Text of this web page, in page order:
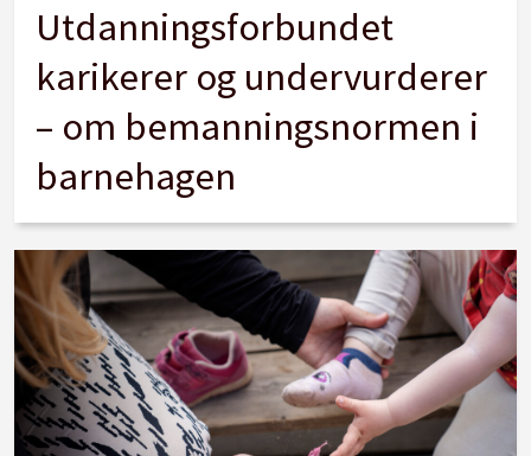
Utdanningsforbundet
karikerer og undervurderer
– om bemanningsnormen i
barnehagen